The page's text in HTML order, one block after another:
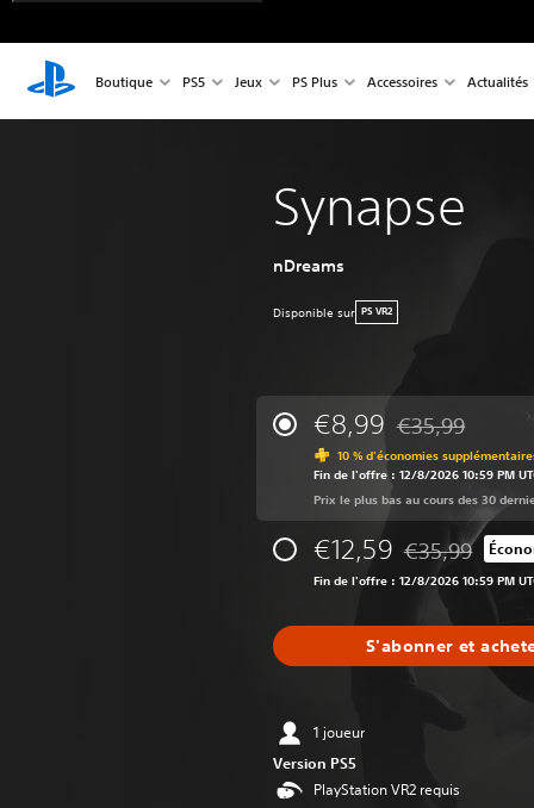
Boutique PS5 Jeux PS Plus Accessoires Actualités
Synapse
nDreams
Disponible sur PS VR2
€8,99 Remise par
€35,99
10 % d'économies
Fin de l'offre : 12/8/2026 10:59 PM
Prix le plus bas au cours des 30
€12,59 Remise par
€35,99
Fin de l'offre : 12/8/2026 10:59 PM
S'abonner et
1 joueur
Version PS5
PlayStation VR2 requis